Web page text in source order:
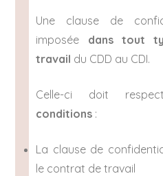
Une clause de
imposée dans tout
travail du CDD au CDI.
Celle-ci doit
conditions :
La clause de
le contrat de travail